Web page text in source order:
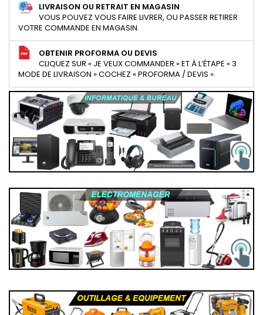
LIVRAISON OU RETRAIT EN MAGASIN
VOUS POUVEZ VOUS FAIRE LIVRER, OU PASSER RETIRER
VOTRE COMMANDE EN MAGASIN.
OBTENIR PROFORMA OU DEVIS
CLIQUEZ SUR « JE VEUX COMMANDER » ET À L’ÉTAPE « 3
MODE DE LIVRAISON » COCHEZ « PROFORMA / DEVIS ».